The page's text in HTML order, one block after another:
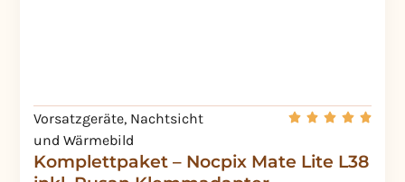
Komplettpaket – Nocpix Mate Lite L38
Vorsatzgeräte, Nachtsicht
und Wärmebild